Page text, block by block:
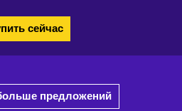
сейчас
предложений